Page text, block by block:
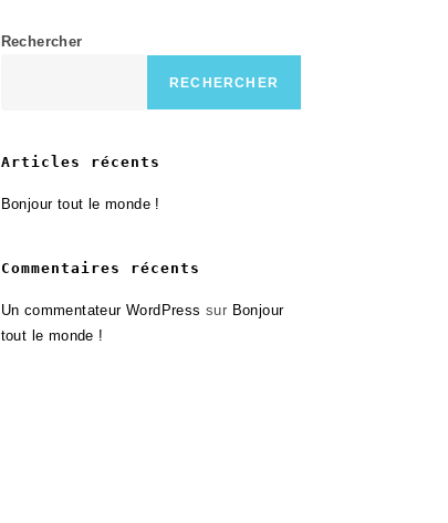
Rechercher
RECHERCHER
Articles récents
Bonjour tout le monde !
Commentaires récents
Un commentateur WordPress sur Bonjour
tout le monde !